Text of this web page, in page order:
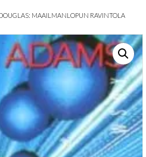
MAAILMANLOPUN RAVINTOLA